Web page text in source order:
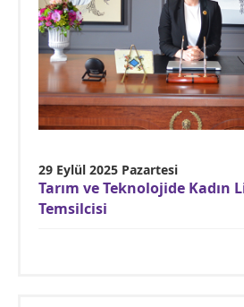
29 Eylül 2025 Pazartesi
Tarım ve Teknolojide Kadın
Temsilcisi